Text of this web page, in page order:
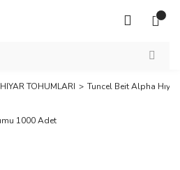
HIYAR TOHUMLARI Tuncel Beit Alpha